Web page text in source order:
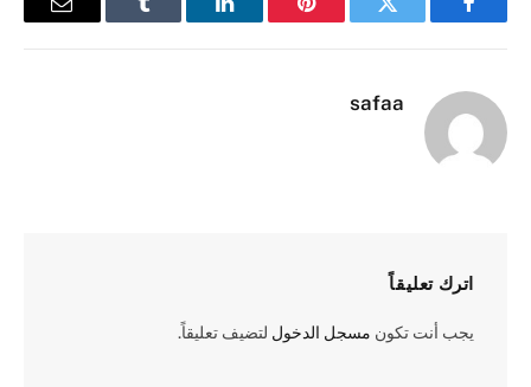
فيسبوك تويتر بينتيريستلينكدإن Tumblr
البريد
safaa
اترك تعليقاً
يجب أنت تكون مسجل الدخول لتضيف تعليقاً.